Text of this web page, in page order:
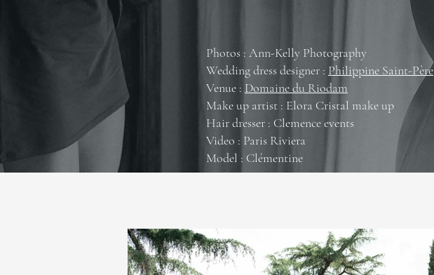
Photos : Ann-Kelly Photography
Wedding dress designer : Philippine Saint-Père
Venue : Domaine du Riodam
Make up artist : Elora Cristal make up
Hair dresser : Clemence events
Video : Paris Riviera
Model : Clémentine